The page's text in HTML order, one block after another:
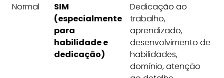
Normal
SIM
(especialmente
para
habilidade e
dedicação)
Dedicação ao
trabalho,
aprendizado,
desenvolvimento de
habilidades,
domínio, atenção